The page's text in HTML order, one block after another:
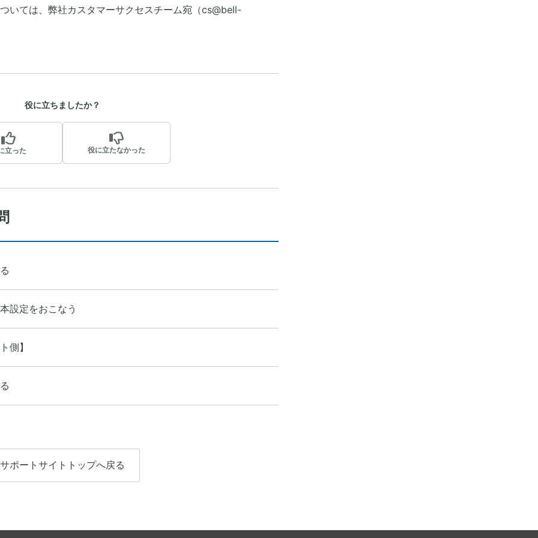
いては、弊社カスタマーサクセスチーム宛（cs@bell-
役に立ちましたか？
立った 役に立たなかった
設定をおこなう
側】
サポートサイトトップへ戻る